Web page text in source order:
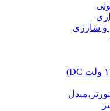
و شارژی